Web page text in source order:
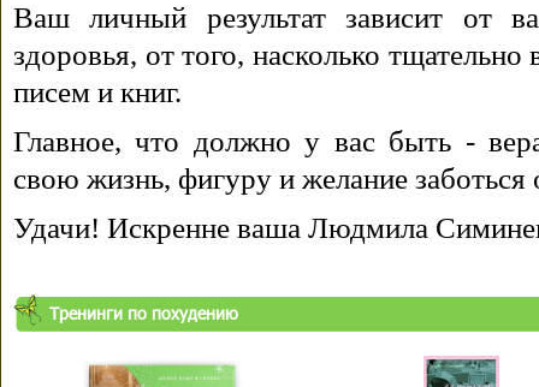
Ваш личный результат зависит от
здоровья, от того, насколько
писем и книг.
Главное, что должно у вас быть -
свою жизнь, фигуру и желание заботься
Удачи! Искренне ваша Людмила
Тренинги по похудению